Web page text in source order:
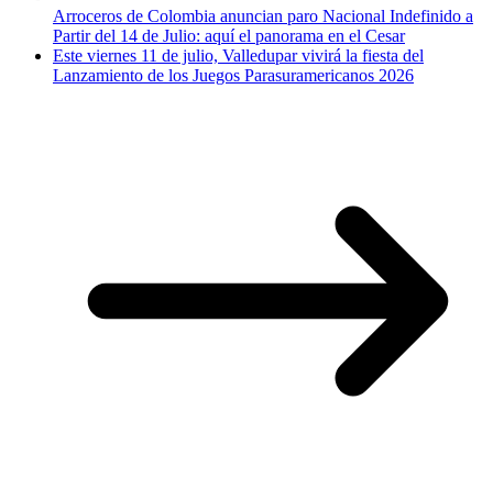
Arroceros de Colombia anuncian paro Nacional Indefinido a
Partir del 14 de Julio: aquí el panorama en el Cesar
Este viernes 11 de julio, Valledupar vivirá la fiesta del
Lanzamiento de los Juegos Parasuramericanos 2026